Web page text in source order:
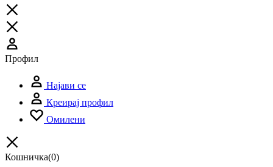
Профил
Најави се
Креирај профил
Омилени
Кошничка(0)